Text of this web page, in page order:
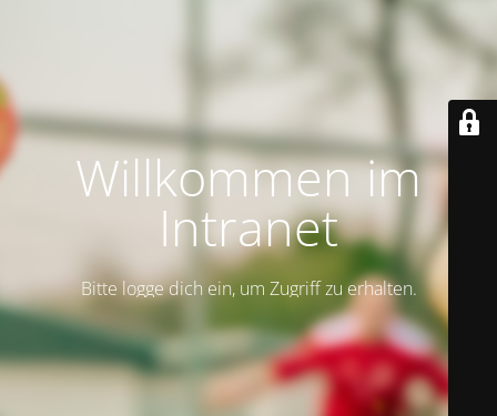
Willkommen im
Intranet
Bitte logge dich ein, um Zugriff zu erhalten.